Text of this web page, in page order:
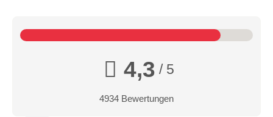
4,3 / 5
4934 Bewertungen